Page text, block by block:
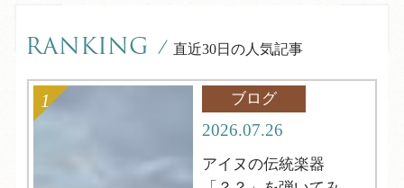
RANKING / 直近30日の人気記事
ブログ
2026.07.26
アイヌの伝統楽器